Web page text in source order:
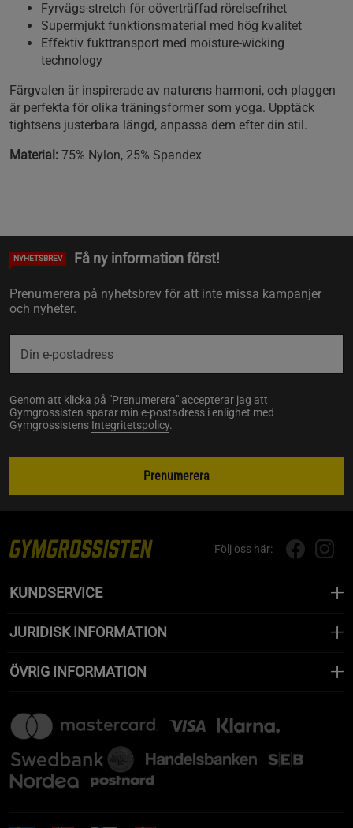
Fyrvägs-stretch för oöverträffad rörelsefrihet
Supermjukt funktionsmaterial med hög kvalitet
Effektiv fukttransport med moisture-wicking
technology
Färgvalen är inspirerade av naturens harmoni, och plaggen
är perfekta för olika träningsformer som yoga. Upptäck
tightsens justerbara längd, anpassa dem efter din stil.
Material: 75% Nylon, 25% Spandex
NYHETSBREV Få ny information först!
Prenumerera på nyhetsbrev för att inte missa kampanjer
och nyheter.
Genom att klicka på "Prenumerera" accepterar jag att
Gymgrossisten sparar min e-postadress i enlighet med
Gymgrossistens Integritetspolicy.
Prenumerera
Följ oss här:
KUNDSERVICE
JURIDISK INFORMATION
ÖVRIG INFORMATION